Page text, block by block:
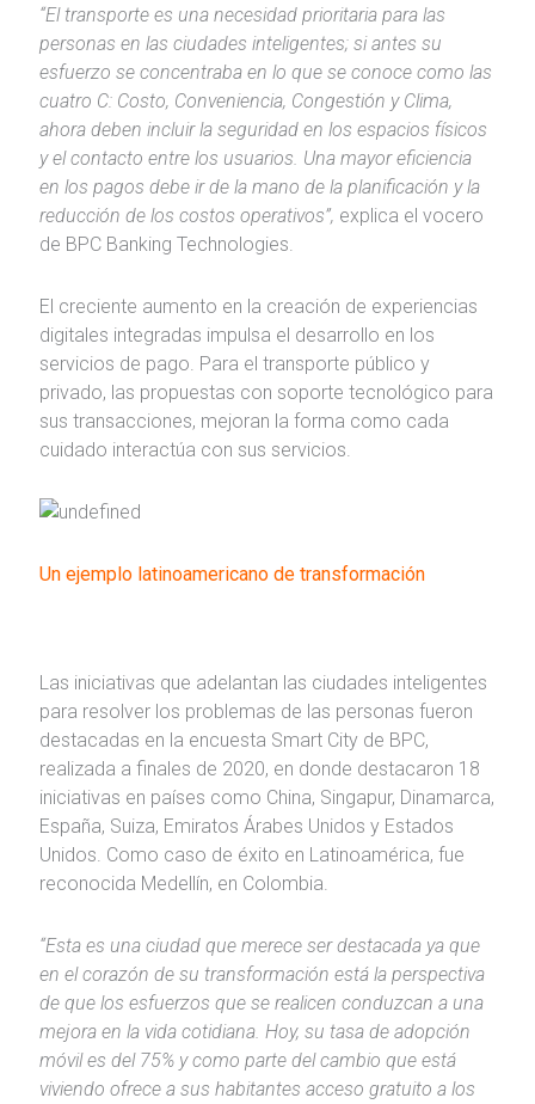
“El transporte es una necesidad prioritaria para las
personas en las ciudades inteligentes; si antes su
esfuerzo se concentraba en lo que se conoce como las
cuatro C: Costo, Conveniencia, Congestión y Clima,
ahora deben incluir la seguridad en los espacios físicos
y el contacto entre los usuarios. Una mayor eficiencia
en los pagos debe ir de la mano de la planificación y la
reducción de los costos operativos”, explica el vocero
de BPC Banking Technologies.
El creciente aumento en la creación de experiencias
digitales integradas impulsa el desarrollo en los
servicios de pago. Para el transporte público y
privado, las propuestas con soporte tecnológico para
sus transacciones, mejoran la forma como cada
cuidado interactúa con sus servicios.
Un ejemplo latinoamericano de transformación
Las iniciativas que adelantan las ciudades inteligentes
para resolver los problemas de las personas fueron
destacadas en la encuesta Smart City de BPC,
realizada a finales de 2020, en donde destacaron 18
iniciativas en países como China, Singapur, Dinamarca,
España, Suiza, Emiratos Árabes Unidos y Estados
Unidos. Como caso de éxito en Latinoamérica, fue
reconocida Medellín, en Colombia.
“Esta es una ciudad que merece ser destacada ya que
en el corazón de su transformación está la perspectiva
de que los esfuerzos que se realicen conduzcan a una
mejora en la vida cotidiana. Hoy, su tasa de adopción
móvil es del 75% y como parte del cambio que está
viviendo ofrece a sus habitantes acceso gratuito a los